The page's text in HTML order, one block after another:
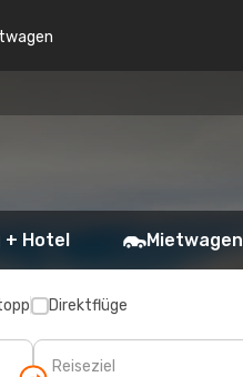
+ Hotel Mietwagen
Direktflüge
Reiseziel